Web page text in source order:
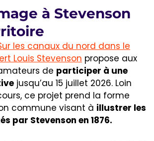
à Stevenson
les canaux du nord dans le
Louis Stevenson propose aux
de participer à une
jusqu’au 15 juillet 2026. Loin
ce projet prend la forme
commune visant à illustrer les
par Stevenson en 1876.